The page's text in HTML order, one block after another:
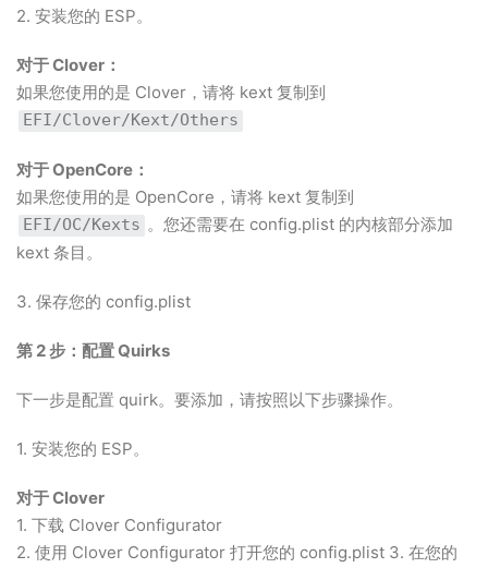
2. 安装您的 ESP。
对于 Clover：
如果您使用的是 Clover，请将 kext 复制到
EFI/Clover/Kext/Others
对于 OpenCore：
如果您使用的是 OpenCore，请将 kext 复制到
EFI/OC/Kexts 。您还需要在 config.plist 的内核部分添加
kext 条目。
3. 保存您的 config.plist
第 2 步：配置 Quirks
下一步是配置 quirk。要添加，请按照以下步骤操作。
1. 安装您的 ESP。
对于 Clover
1. 下载 Clover Configurator
2. 使用 Clover Configurator 打开您的 config.plist 3. 在您的